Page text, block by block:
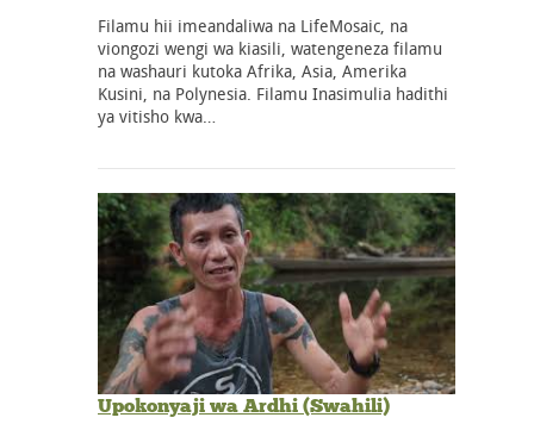
Filamu hii imeandaliwa na LifeMosaic, na
viongozi wengi wa kiasili, watengeneza filamu
na washauri kutoka Afrika, Asia, Amerika
Kusini, na Polynesia. Filamu Inasimulia hadithi
ya vitisho kwa…
Upokonyaji wa Ardhi (Swahili)